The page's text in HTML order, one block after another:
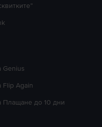
Genius
Flip Again
Плащане до 10 дни